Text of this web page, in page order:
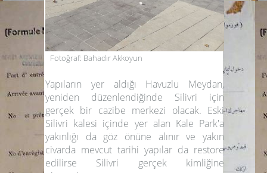
Fotoğraf: Bahadır Akkoyun
Yapıların yer aldığı Havuzlu Meydan,
yeniden düzenlendiğinde Silivri için
gerçek bir cazibe merkezi olacak. Eski
Silivri kalesi içinde yer alan Kale Park'a
yakınlığı da göz önüne alınır ve yakın
civarda mevcut tarihi yapılar da restore
edilirse Silivri gerçek kimliğine